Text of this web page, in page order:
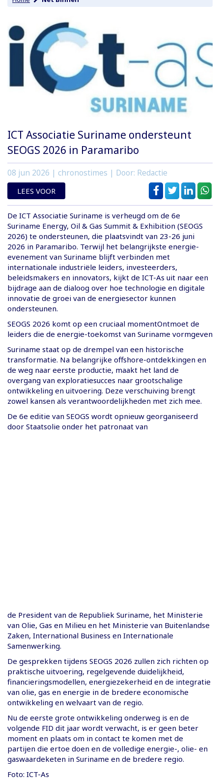
ICT Associatie Suriname ondersteunt
SEOGS 2026 in Paramaribo
08 jun 2026 | chronostimes | Door: Redactie
LEES VOOR
De ICT Associatie Suriname is verheugd om de 6e
Suriname Energy, Oil & Gas Summit & Exhibition (SEOGS
2026) te ondersteunen, die plaatsvindt van 23-26 juni
2026 in Paramaribo. Terwijl het belangrijkste energie-
evenement van Suriname blijft verbinden met
internationale industriële leiders, investeerders,
beleidsmakers en innovators, kijkt de ICT-As uit naar een
bijdrage aan de dialoog over hoe technologie en digitale
innovatie de groei van de energiesector kunnen
ondersteunen.
SEOGS 2026 komt op een cruciaal momentOntmoet de
leiders die de energie-toekomst van Suriname vormgeven
Suriname staat op de drempel van een historische
transformatie. Na belangrijke offshore-ontdekkingen en
de weg naar eerste productie, maakt het land de
overgang van exploratiesucces naar grootschalige
ontwikkeling en uitvoering. Deze verschuiving brengt
zowel kansen als verantwoordelijkheden met zich mee.
De 6e editie van SEOGS wordt opnieuw georganiseerd
door Staatsolie onder het patronaat van
de President van de Republiek Suriname, het Ministerie
van Olie, Gas en Milieu en het Ministerie van Buitenlandse
Zaken, International Business en Internationale
Samenwerking.
De gesprekken tijdens SEOGS 2026 zullen zich richten op
praktische uitvoering, regelgevende duidelijkheid,
financieringsmodellen, energiezekerheid en de integratie
van olie, gas en energie in de bredere economische
ontwikkeling en welvaart van de regio.
Nu de eerste grote ontwikkeling onderweg is en de
volgende FID dit jaar wordt verwacht, is er geen beter
moment en plaats om in contact te komen met de
partijen die ertoe doen en de volledige energie-, olie- en
gaswaardeketen in Suriname en de bredere regio.
Foto: ICT-As